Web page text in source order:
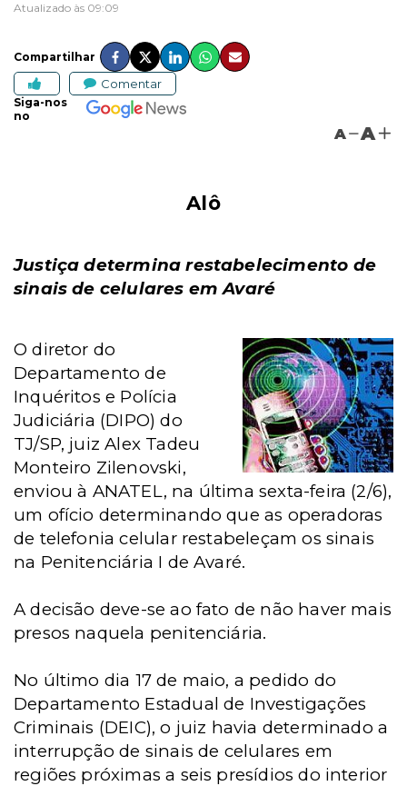
Atualizado às 09:09
Compartilhar
Comentar
Siga-nos
no
A A
Alô
Justiça determina restabelecimento de
sinais de celulares em Avaré
O diretor do
Departamento de
Inquéritos e Polícia
Judiciária (DIPO) do
TJ/SP, juiz Alex Tadeu
Monteiro Zilenovski,
enviou à ANATEL, na última sexta-feira (2/6),
um ofício determinando que as operadoras
de telefonia celular restabeleçam os sinais
na Penitenciária I de Avaré.
A decisão deve-se ao fato de não haver mais
presos naquela penitenciária.
No último dia 17 de maio, a pedido do
Departamento Estadual de Investigações
Criminais (DEIC), o juiz havia determinado a
interrupção de sinais de celulares em
regiões próximas a seis presídios do interior